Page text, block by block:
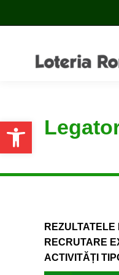
Open toolbar
RECRUTARE
ACTIVITĂȚI